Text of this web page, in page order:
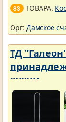
83 ТОВАРА.
Орг: Дамское
ТД
кухни